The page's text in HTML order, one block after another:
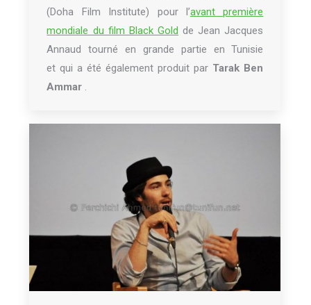
(Doha Film Institute) pour l’avant première
mondiale du film Black Gold de Jean Jacques
Annaud tourné en grande partie en Tunisie
et qui a été également produit par Tarak Ben
Ammar